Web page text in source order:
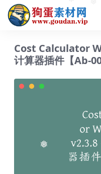
❅
❅
Cost Calculator
计算器插件【Ab-